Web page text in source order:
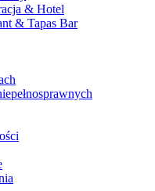
& Hotel
& Tapas Bar